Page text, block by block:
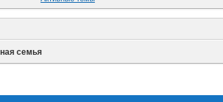
семья